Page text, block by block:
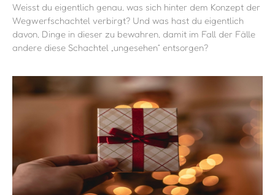
Weisst du eigentlich genau, was sich hinter dem Konzept der
Wegwerfschachtel verbirgt? Und was hast du eigentlich
davon, Dinge in dieser zu bewahren, damit im Fall der Fälle
andere diese Schachtel „ungesehen“ entsorgen?